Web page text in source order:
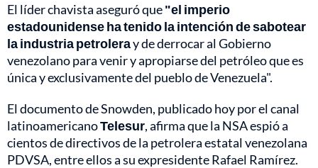
El líder chavista aseguró que"el imperio
estadounidense ha tenido la intención de sabotear
la industria petroleray de derrocar al Gobierno
venezolano para venir y apropiarse del petróleo que es
única y exclusivamente del pueblo de Venezuela".
El documento de Snowden, publicado hoy por el canal
latinoamericanoTelesur, afirma que la NSA espió a
cientos de directivos de la petrolera estatal venezolana
PDVSA, entre ellos a su expresidente Rafael Ramírez.